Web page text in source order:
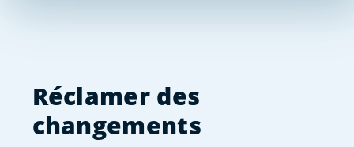
Réclamer des
changements